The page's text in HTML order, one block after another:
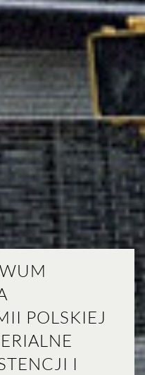
POLSKIEJ
I